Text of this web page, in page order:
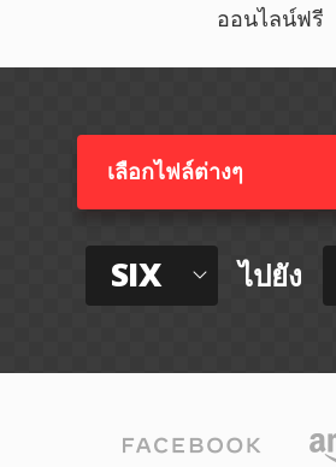
ออนไลน์ฟรี
เลือกไฟล์ต่างๆ​
SIX ไปยัง